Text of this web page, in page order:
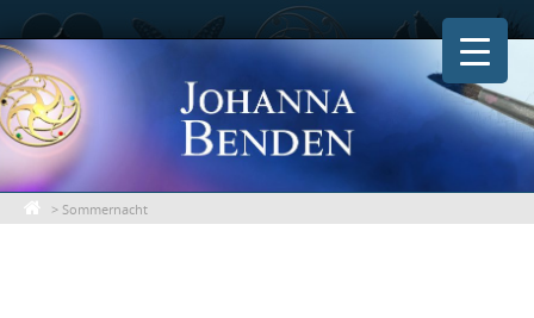
Skip
to
content
> Sommernacht